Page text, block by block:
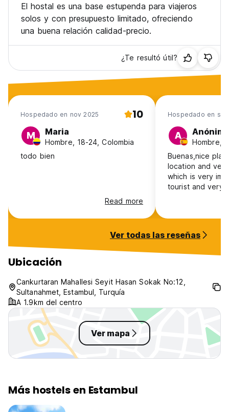
El hostal es una base estupenda para viajeros
solos y con presupuesto limitado, ofreciendo
una buena relación calidad-precio.
¿Te resultó útil?
Hospedado en nov 2025 10
M Maria
Hombre, 18-24, Colombia
todo bien
Read more
Hospedado en
A
Hombre,
Buenas,nice
location and
which is very
tourist and very
Ver todas las reseñas
Ubicación
Cankurtaran Mahallesi Seyit Hasan Sokak No:12,
Sultanahmet, Estambul, Turquía
A 1.9km del centro
Ver mapa
Más hostels en Estambul